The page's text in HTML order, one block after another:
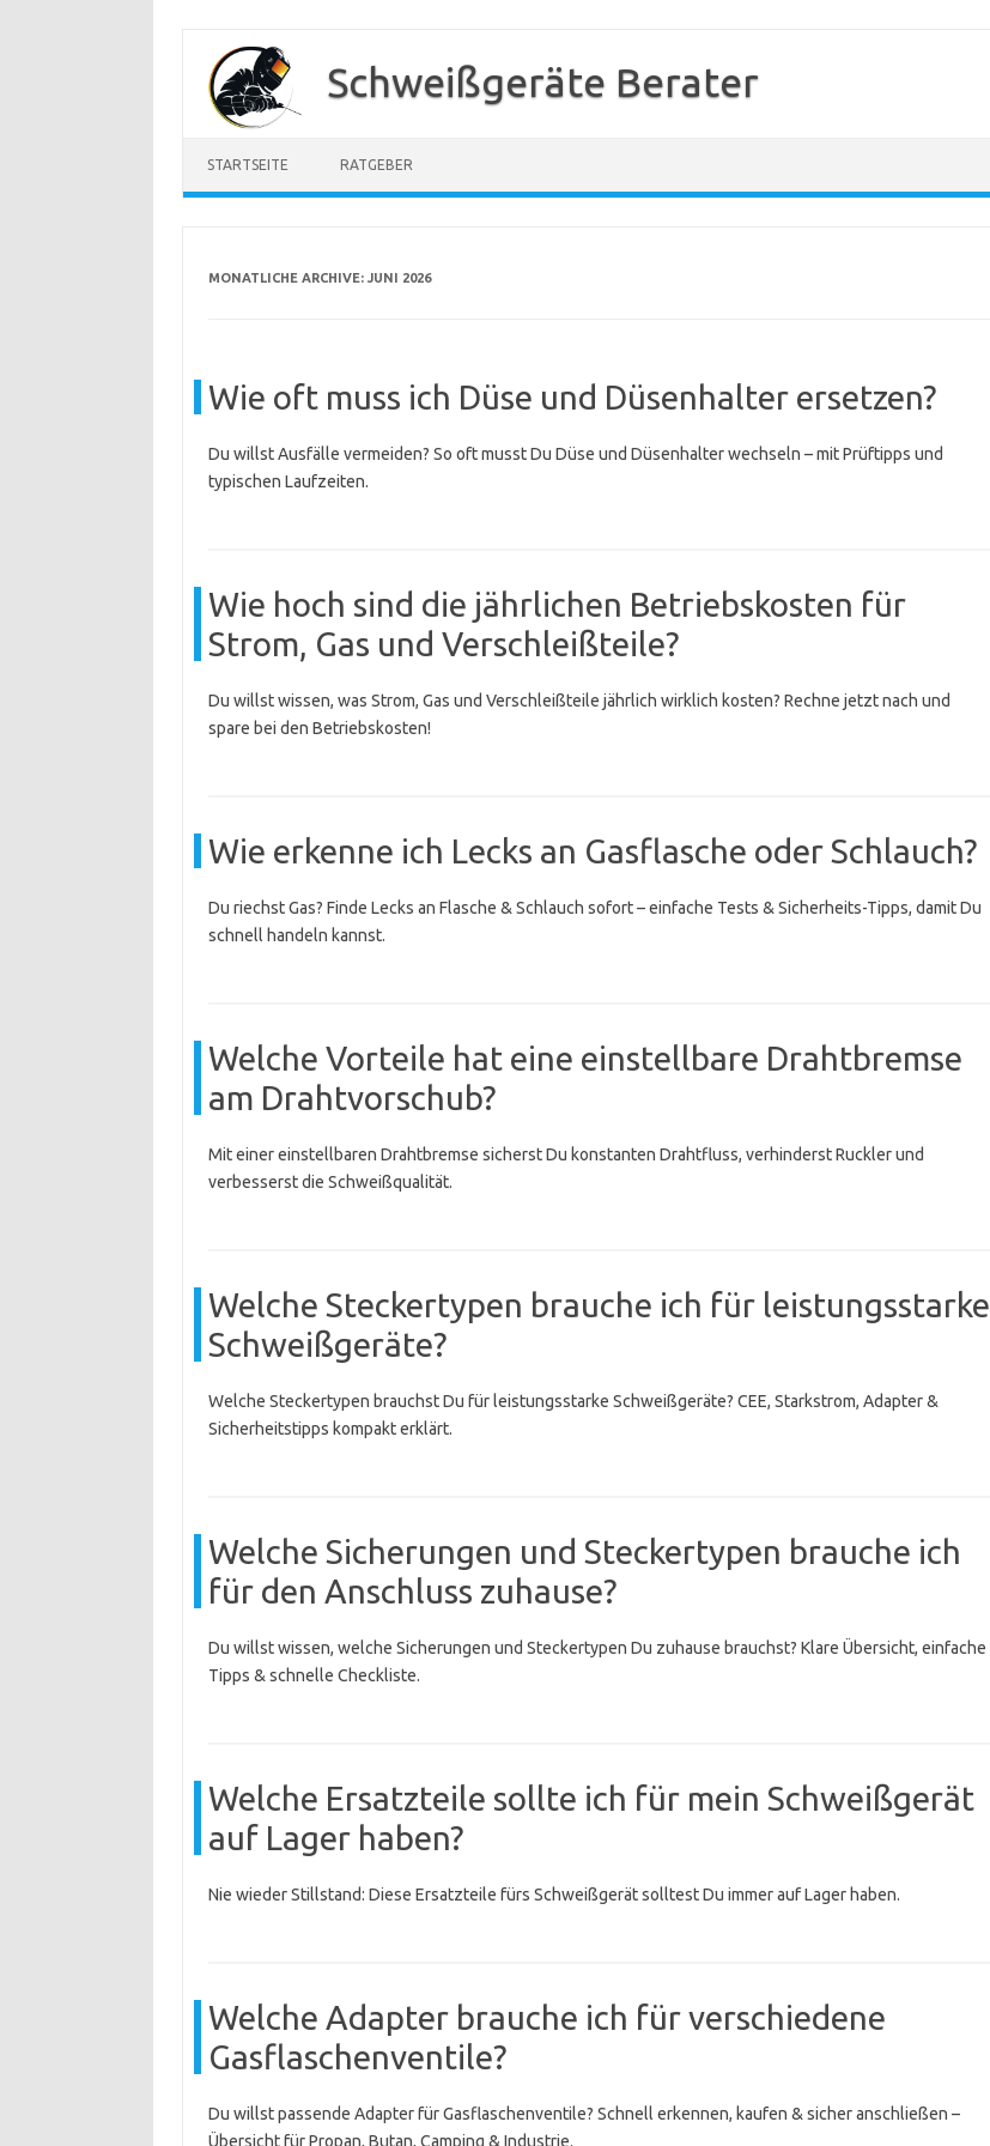
springen
Schweißgeräte Berater
STARTSEITE RATGEBER
MONATLICHE ARCHIVE: JUNI 2026
Wie oft muss ich Düse und Düsenhalter ersetzen?
Du willst Ausfälle vermeiden? So oft musst Du Düse und Düsenhalter wechseln – mit Prüftipps und
typischen Laufzeiten.
Wie hoch sind die jährlichen Betriebskosten für
Strom, Gas und Verschleißteile?
Du willst wissen, was Strom, Gas und Verschleißteile jährlich wirklich kosten? Rechne jetzt nach und
spare bei den Betriebskosten!
Wie erkenne ich Lecks an Gasflasche oder Schlauch?
Du riechst Gas? Finde Lecks an Flasche & Schlauch sofort – einfache Tests & Sicherheits-Tipps, damit Du
schnell handeln kannst.
Welche Vorteile hat eine einstellbare Drahtbremse
am Drahtvorschub?
Mit einer einstellbaren Drahtbremse sicherst Du konstanten Drahtfluss, verhinderst Ruckler und
verbesserst die Schweißqualität.
Welche Steckertypen brauche ich für leistungsstarke
Schweißgeräte?
Welche Steckertypen brauchst Du für leistungsstarke Schweißgeräte? CEE, Starkstrom, Adapter &
Sicherheitstipps kompakt erklärt.
Welche Sicherungen und Steckertypen brauche ich
für den Anschluss zuhause?
Du willst wissen, welche Sicherungen und Steckertypen Du zuhause brauchst? Klare Übersicht, einfache
Tipps & schnelle Checkliste.
Welche Ersatzteile sollte ich für mein Schweißgerät
auf Lager haben?
Nie wieder Stillstand: Diese Ersatzteile fürs Schweißgerät solltest Du immer auf Lager haben.
Welche Adapter brauche ich für verschiedene
Gasflaschenventile?
Du willst passende Adapter für Gasflaschenventile? Schnell erkennen, kaufen & sicher anschließen –
Übersicht für Propan, Butan, Camping & Industrie.